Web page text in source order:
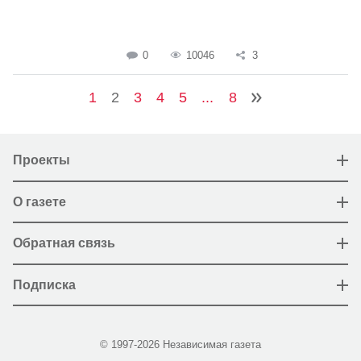
0 10046 3
1 2 3 4 5 ... 8
Проекты
О газете
Обратная связь
Подписка
© 1997-2026 Независимая газета